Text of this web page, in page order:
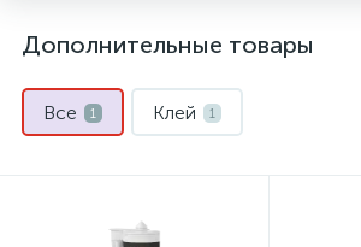
Дополнительные товары
Все 1 Клей 1